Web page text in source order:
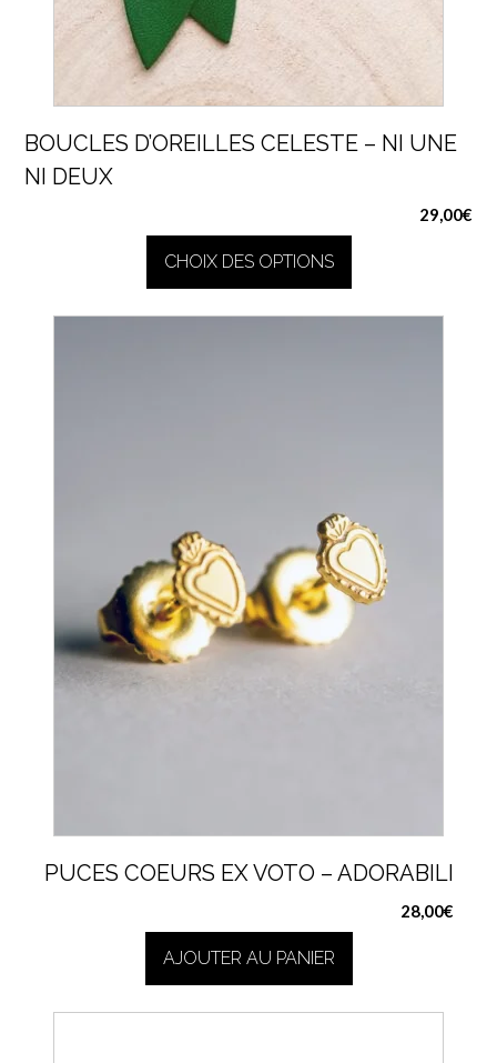
BOUCLES D’OREILLES CELESTE – NI UNE
NI DEUX
29,00€
CHOIX DES OPTIONS
produit
page
du
produit
PUCES COEURS EX VOTO – ADORABILI
28,00€
AJOUTER AU PANIER